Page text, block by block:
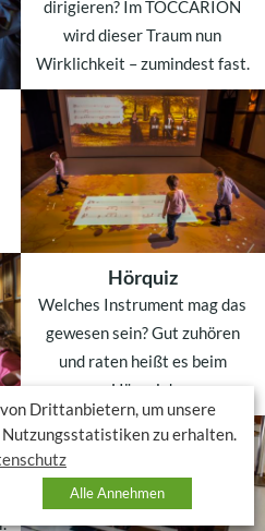
dirigieren? Im TOCCARION
wird dieser Traum nun
Wirklichkeit – zumindest fast.
WEITERLESEN
Hörquiz
Welches Instrument mag das
gewesen sein? Gut zuhören
und raten heißt es beim
Hörquiz!
WEITERLESEN
Drittanbietern, um unsere
Nutzungsstatistiken zu erhalten.
Alle Annehmen